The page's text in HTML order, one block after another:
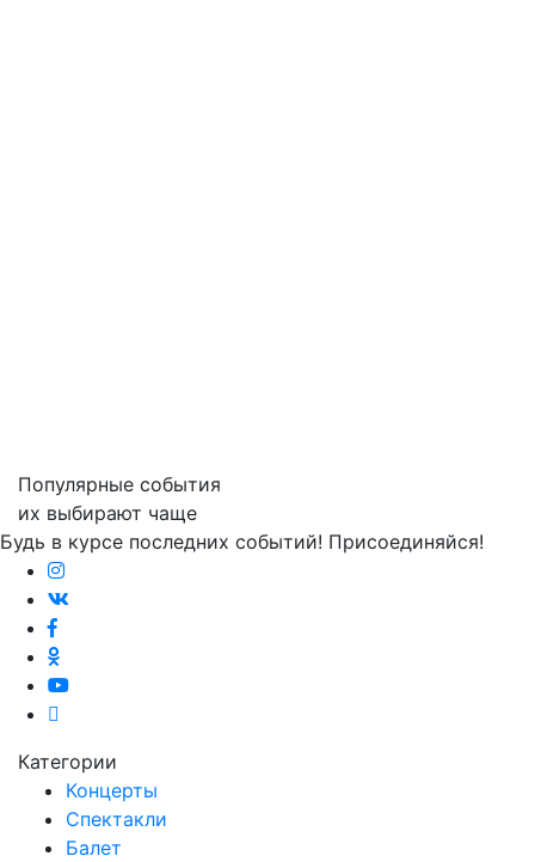
Популярные события
их выбирают чаще
Будь в курсе последних событий! Присоединяйся!
Категории
Концерты
Спектакли
Балет